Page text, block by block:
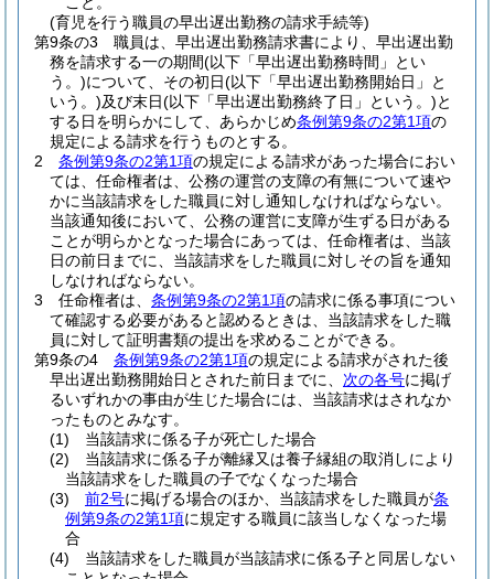
(育児を行う職員の早出遅出勤務の請求手続等)
第9条の3
職員は、早出遅出勤務請求書により、早出遅出勤
務を請求する一の期間(以下「早出遅出勤務時間」とい
う。)について、その初日(以下「早出遅出勤務開始日」と
いう。)及び末日(以下「早出遅出勤務終了日」という。)と
する日を明らかにして、あらかじめ条例第9条の2第1項の
規定による請求を行うものとする。
2
条例第9条の2第1項の規定による請求があった場合におい
ては、任命権者は、公務の運営の支障の有無について速や
かに当該請求をした職員に対し通知しなければならない。
当該通知後において、公務の運営に支障が生ずる日がある
ことが明らかとなった場合にあっては、任命権者は、当該
日の前日までに、当該請求をした職員に対しその旨を通知
しなければならない。
3
任命権者は、 条例第9条の2第1項の請求に係る事項につい
て確認する必要があると認めるときは、当該請求をした職
員に対して証明書類の提出を求めることができる。
第9条の4
条例第9条の2第1項の規定による請求がされた後
早出遅出勤務開始日とされた前日までに、 次の各号に掲げ
るいずれかの事由が生じた場合には、当該請求はされなか
ったものとみなす。
(1)
当該請求に係る子が死亡した場合
(2)
当該請求に係る子が離縁又は養子縁組の取消しにより
当該請求をした職員の子でなくなった場合
(3)
前2号に掲げる場合のほか、当該請求をした職員が条
例第9条の2第1項に規定する職員に該当しなくなった場
合
(4)
当該請求をした職員が当該請求に係る子と同居しない